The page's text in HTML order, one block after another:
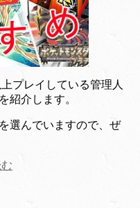
プレイしている管理人
紹介します。
選んでいますので、ぜ